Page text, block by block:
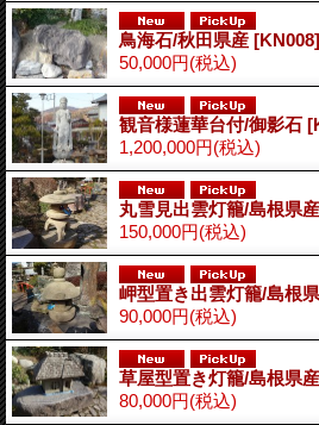
鳥海石/秋田県産 [KN008]
50,000円(税込)
観音様蓮華台付/御影石
1,200,000円(税込)
丸雪見出雲灯籠/島根県産
150,000円(税込)
岬型置き出雲灯籠/島根
90,000円(税込)
草屋型置き灯籠/島根県産
80,000円(税込)